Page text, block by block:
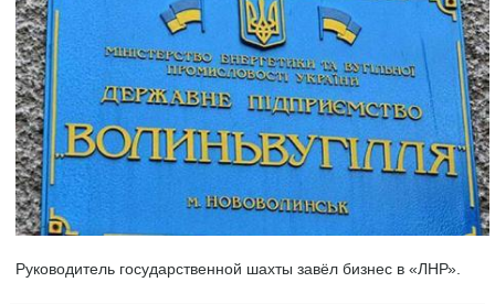
Руководитель государственной шахты завёл бизнес в «ЛНР».